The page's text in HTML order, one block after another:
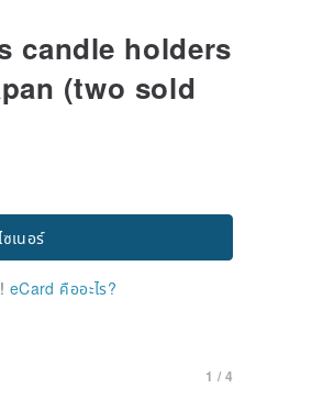
candle holders
(two sold
เนอร์
eCard คืออะไร?
1 / 4